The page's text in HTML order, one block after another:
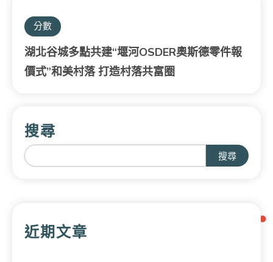
分數
湖北谷城多點共建“堰河OSDER奧斯德零件報
價式”和美村落 打造村落共富圈
搜尋
搜尋
近期文章